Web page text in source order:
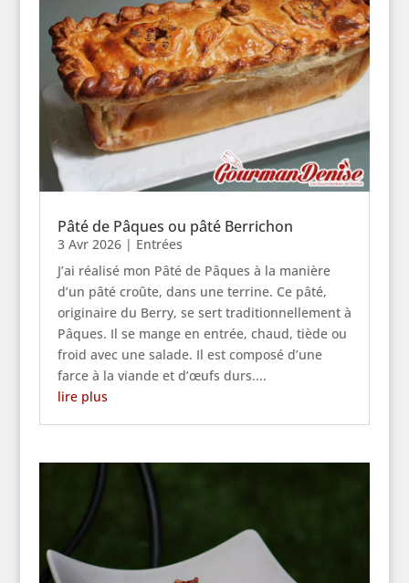
Pâté de Pâques ou pâté Berrichon
3 Avr 2026| Entrées
J’ai réalisé mon Pâté de Pâques à la manière
d’un pâté croûte, dans une terrine. Ce pâté,
originaire du Berry, se sert traditionnellement à
Pâques. Il se mange en entrée, chaud, tiède ou
froid avec une salade. Il est composé d’une
farce à la viande et d’œufs durs....
lire plus